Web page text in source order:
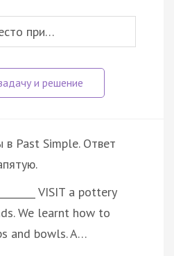
при…
в Past Simple. Ответ
VISIT a pottery
We learnt how to
and bowls. A…